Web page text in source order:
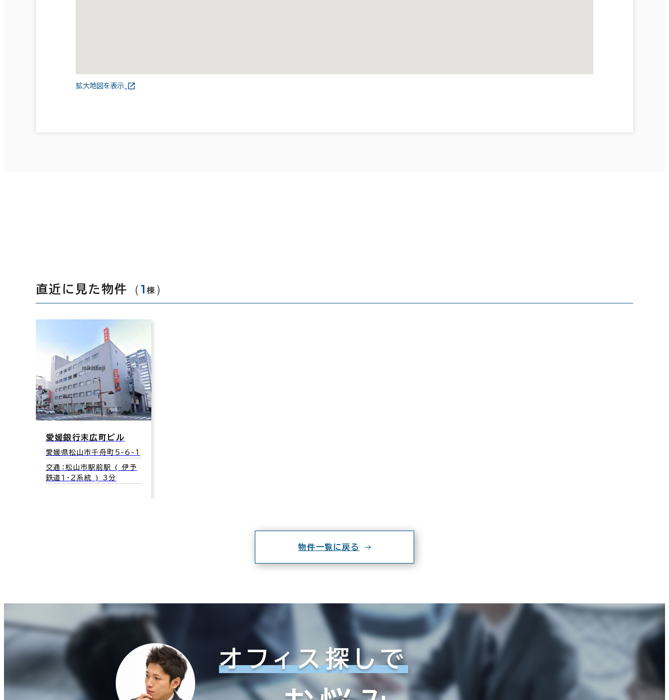
拡大地図を表示
直近に見た物件 （1 棟 ）
愛媛銀行末広町ビル
愛媛県松山市千舟町5-6-1
交通：松山市駅前駅 ( 伊予
鉄道１・２系統 ) 3分
物件一覧に戻る
オフィス探しで